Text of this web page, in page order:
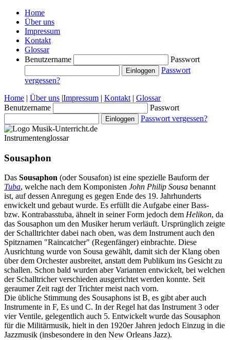
Home
Über uns
Impressum
Kontakt
Glossar
Benutzername
Passwort
Passwort
vergessen?
Home | Über uns |Impressum | Kontakt | Glossar
Benutzername
Passwort
Passwort vergessen?
Instrumentenglossar
Sousaphon
Das Sousaphon (oder Sousafon) ist eine spezielle Bauform der
Tuba, welche nach dem Komponisten John Philip Sousa benannt
ist, auf dessen Anregung es gegen Ende des 19. Jahrhunderts
enwickelt und gebaut wurde. Es erfüllt die Aufgabe einer Bass-
bzw. Kontrabasstuba, ähnelt in seiner Form jedoch dem Helikon, da
das Sousaphon um den Musiker herum verläuft. Ursprünglich zeigte
der Schalltrichter dabei nach oben, was dem Instrument auch den
Spitznamen "Raincatcher" (Regenfänger) einbrachte. Diese
Ausrichtung wurde von Sousa gewählt, damit sich der Klang oben
über dem Orchester ausbreitet, anstatt dem Publikum ins Gesicht zu
schallen. Schon bald wurden aber Varianten entwickelt, bei welchen
der Schalltricher verschieden ausgerichtet werden konnte. Seit
geraumer Zeit ragt der Trichter meist nach vorn.
Die übliche Stimmung des Sousaphons ist B, es gibt aber auch
Instrumente in F, Es und C. In der Regel hat das Instrument 3 oder
vier Ventile, gelegentlich auch 5. Entwickelt wurde das Sousaphon
für die Militärmusik, hielt in den 1920er Jahren jedoch Einzug in die
Jazzmusik (insbesondere in den New Orleans Jazz).